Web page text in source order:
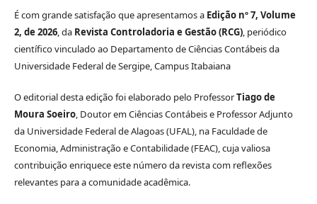
É com grande satisfação que apresentamos a Edição nº 7, Volume
2, de 2026, da Revista Controladoria e Gestão (RCG), periódico
científico vinculado ao Departamento de Ciências Contábeis da
Universidade Federal de Sergipe, Campus Itabaiana
O editorial desta edição foi elaborado pelo ProfessorTiago de
Moura Soeiro, Doutor em Ciências Contábeis e Professor Adjunto
da Universidade Federal de Alagoas (UFAL), na Faculdade de
Economia, Administração e Contabilidade (FEAC), cuja valiosa
contribuição enriquece este número da revista com reflexões
relevantes para a comunidade acadêmica.